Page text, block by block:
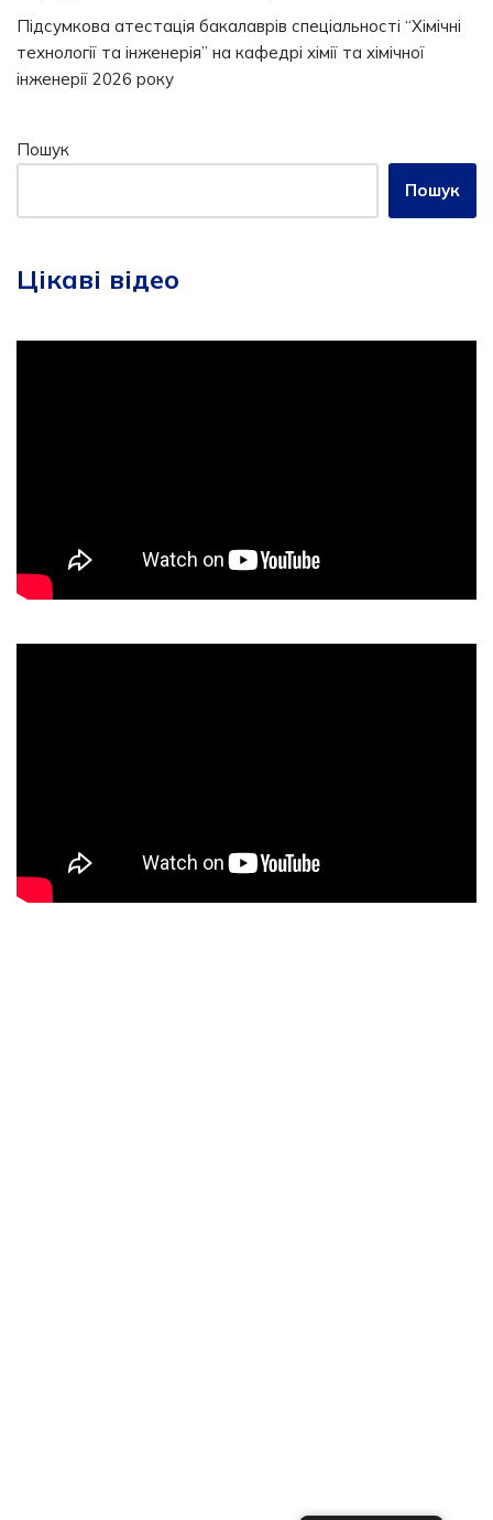
Підсумкова атестація бакалаврів спеціальності “Хімічні
технології та інженерія” на кафедрі хімії та хімічної
інженерії 2026 року
Пошук
Пошук
Цікаві відео